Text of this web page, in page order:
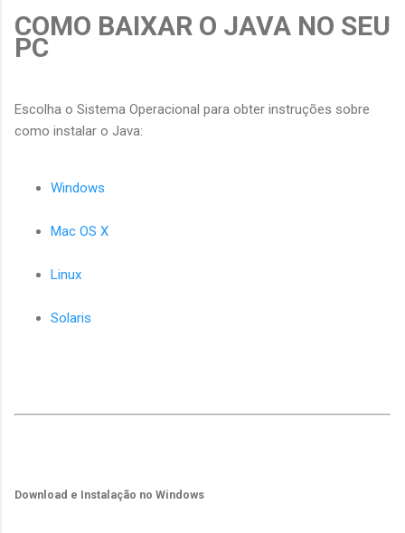
COMO BAIXAR O JAVA NO SEU
PC
Escolha o Sistema Operacional para obter instruções sobre
como instalar o Java:
Windows
Mac OS X
Linux
Solaris
Download e Instalação no Windows